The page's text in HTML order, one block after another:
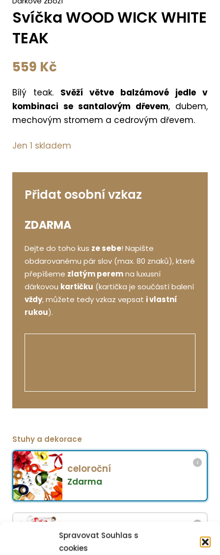
Spravovat Souhlas s
cookies
Svíčka WOOD WICK WHITE
TEAK
559 Kč
Bílý teak. Svěží větve balzámové jedle v
kombinaci se santalovým dřevem, dubem,
mechovým stromem a cedrovým dřevem.
Jen 1 skladem
Přidat osobní vzkaz
ZDARMA
Dejte do toho kus ze sebe! Napište
obdarovanému pár slov (max. 80 znaků), které
přepíšeme zlatým peremna luxusní
dárkovou kartičku (kartička je součástí balení
vždy, můžete tedy vzkaz vepsat i vlastní
rukou).
Stuhy a dekorace
celoroční
Zdarma
i
svatební
+20Kč
i